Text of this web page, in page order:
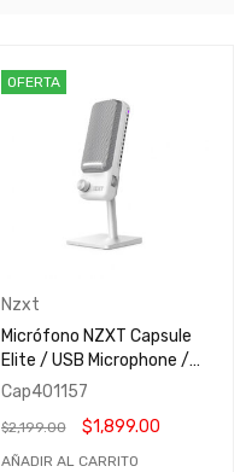
OFERTA
Nzxt
Micrófono NZXT Capsule
Elite / USB Microphone /
High Resolution / Ideal
Compatible con NZXT CAM
/ Adjustable Stand /
Cap401157
$2,199.00 $1,899.00
AÑADIR AL CARRITO